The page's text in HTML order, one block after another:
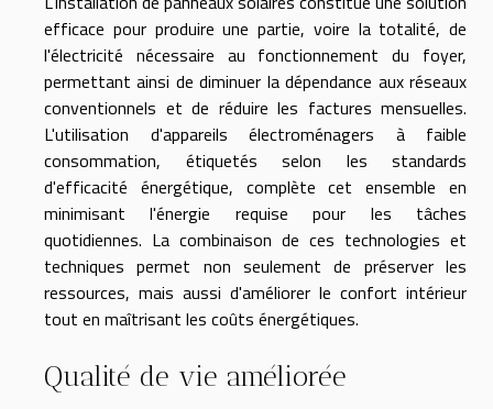
efficace pour produire une partie, voire la totalité, de
l'électricité nécessaire au fonctionnement du foyer,
permettant ainsi de diminuer la dépendance aux réseaux
conventionnels et de réduire les factures mensuelles.
L'utilisation d'appareils électroménagers à faible
consommation, étiquetés selon les standards
d'efficacité énergétique, complète cet ensemble en
minimisant l'énergie requise pour les tâches
quotidiennes. La combinaison de ces technologies et
techniques permet non seulement de préserver les
ressources, mais aussi d'améliorer le confort intérieur
tout en maîtrisant les coûts énergétiques.
Qualité de vie améliorée